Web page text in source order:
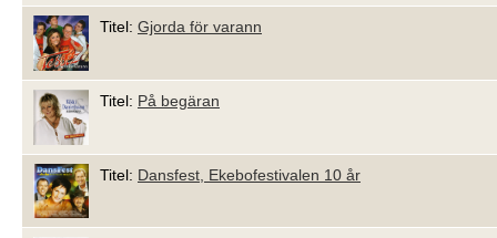
Titel: Gjorda för varann
Titel: På begäran
Titel: Dansfest, Ekebofestivalen 10 år